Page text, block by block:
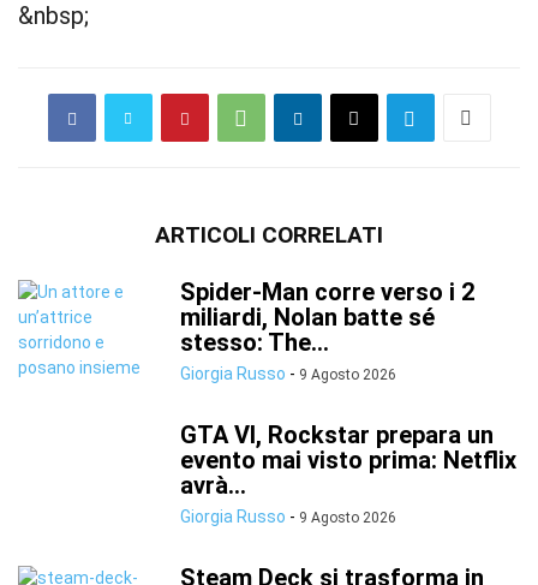
&nbsp;
ARTICOLI CORRELATI
Spider-Man corre verso i 2
miliardi, Nolan batte sé
stesso: The...
Giorgia Russo - 9 Agosto 2026
GTA VI, Rockstar prepara un
evento mai visto prima: Netflix
avrà...
Giorgia Russo - 9 Agosto 2026
Steam Deck si trasforma in